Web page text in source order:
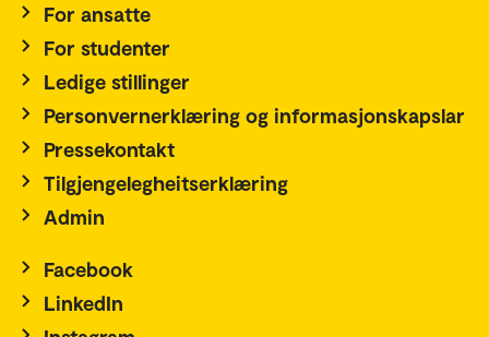
For ansatte
For studenter
Ledige stillinger
Personvernerklæring og informasjonskapslar
Pressekontakt
Tilgjengelegheitserklæring
Admin
Facebook
LinkedIn